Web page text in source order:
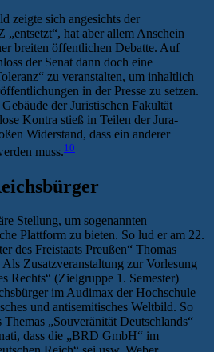
zeigte sich angesichts der
hat aber allem Anschein
breiten öffentlichen Debatte. Auf
der Senat dann doch eine
zu veranstalten, um inhaltlich
in der Presse zu setzen.
der Juristischen Fakultät
Kontra stieß in Teilen der Jura-
Widerstand, dass ein anderer
muss.10
Stellung, um sogenannten
Plattform zu bieten. So lud er am 22.
des Freistaats Preußen“ Thomas
Zusatzveranstaltung zur Vorlesung
Rechts“ (Zielgruppe 1. Semester)
im Audimax der Hochschule
und antisemitisches Weltbild. So
„Souveränität Deutschlands“
dass die „BRD GmbH“ im